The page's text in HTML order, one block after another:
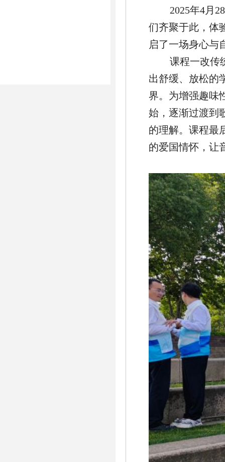
2025年4月
们齐聚于此，体
启了一场身心与
课程一改传
出舒缓、放松的
界。为增强趣味
始，逐渐过渡到
的理解。课程最
的爱国情怀，让